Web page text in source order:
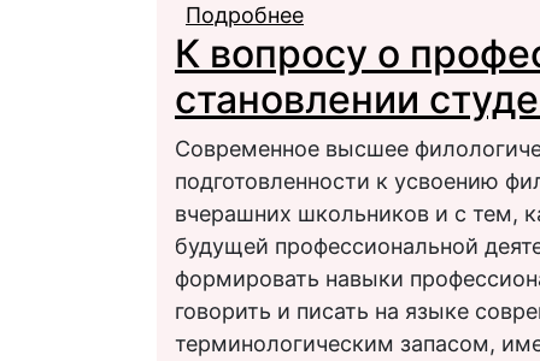
Подробнее
К вопросу о
становлении
Современное высшее
подготовленности к усвоению
вчерашних школьников и с тем,
будущей профессиональной
формировать навыки
говорить и писать на языке
терминологическим запасом,